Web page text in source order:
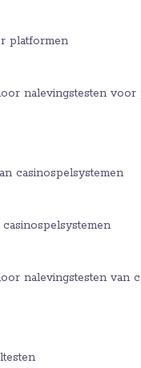
platformen
nalevingstesten voor
casinospelsystemen
nalevingstesten van